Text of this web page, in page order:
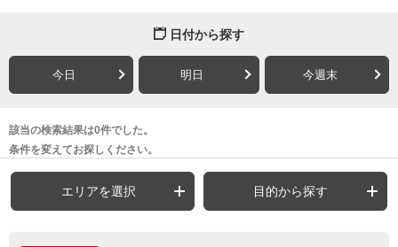
日付から探す
今日 明日 今週末
該当の検索結果は0件でした。
条件を変えてお探しください。
エリアを選択 目的から探す